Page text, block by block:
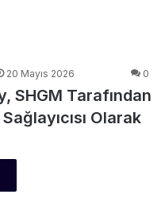
20 Mayıs 2026 0
SHGM Tarafından
Olarak